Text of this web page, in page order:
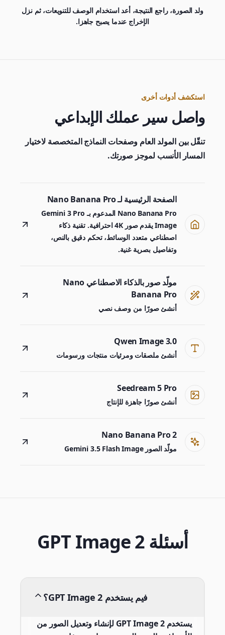
ولد الصورة، راجع النتيجة، أعد استخدام الوصف للتنويعات، ثم نزل
الإخراج عندما يصبح جاهزا.
استكشف أدوات أخرى
واصل سير عملك الإبداعي
تنقّل بين المولد العام وصفحات النماذج المتخصصة لاختيار
المسار الأنسب لموجز صورتك.
الصفحة الرئيسية لـ Nano Banana Pro
Nano Banana Pro المدعوم بـ Gemini 3 Pro
Image يقدم صور 4K احترافية. تقنية ذكاء
اصطناعي متعدد الوسائط، تحكم دقيق بالنص،
وتفاصيل بصرية غنية.
مولّد صور بالذكاء الاصطناعي Nano
Banana Pro
أنشئ صورًا من وصف نصي
Qwen Image 3.0
أنشئ ملصقات ومرئيات منتجات ورسومات
Seedream 5 Pro
أنشئ صورًا جاهزة للإنتاج
Nano Banana Pro 2
مولّد الصور Gemini 3.5 Flash Image
أسئلة GPT Image 2
فيم يستخدم GPT Image 2؟
يستخدم GPT Image 2 لإنشاء وتعديل الصور من